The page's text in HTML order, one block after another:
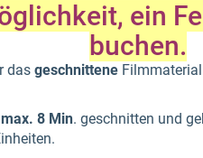
ein
buchen.
das geschnittene
max. 8 Min. geschnitten und